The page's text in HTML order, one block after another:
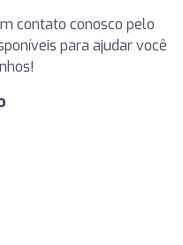
contato conosco pelo
para ajudar você